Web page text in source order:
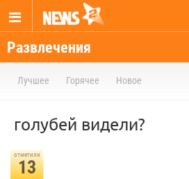
Развлечения
Лучшее Горячее Новое
голубей видели?
отметили
13